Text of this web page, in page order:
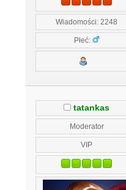
Wiadomości: 2248
Płeć:
tatankas
Moderator
VIP